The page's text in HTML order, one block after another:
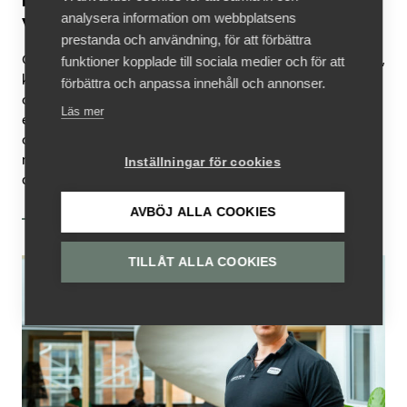
värdefullt”
Göran och hans fru Eva brinner för att ge barn trygghet,
kärlek och omsorg. Deras engagemang som stödfamilj
och familjehem sträcker sig över mer än 30 år. Med
erfarenhet av att arbeta både direkt med kommunen
och med konsulentstöd från ett av Vårdföretagarnas
medlemsföretag är Göran väl lämpad att uttala sig om
de två varianterna.
analysera information om webbplatsens
prestanda och användning, för att förbättra
funktioner kopplade till sociala medier och för att
förbättra och anpassa innehåll och annonser.
Läs mer
Inställningar för cookies
AVBÖJ ALLA COOKIES
TILLÅT ALLA COOKIES